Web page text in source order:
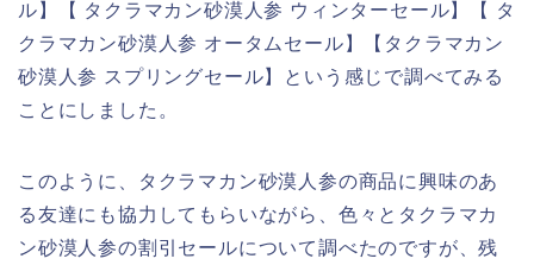
ル】【 タクラマカン砂漠人参 ウィンターセール】【 タ
クラマカン砂漠人参 オータムセール】【タクラマカン
砂漠人参 スプリングセール】という感じで調べてみる
ことにしました。
このように、タクラマカン砂漠人参の商品に興味のあ
る友達にも協力してもらいながら、色々とタクラマカ
ン砂漠人参の割引セールについて調べたのですが、残